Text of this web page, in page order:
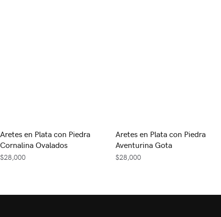
Aretes en Plata con Piedra
Cornalina Ovalados
$28,000
Aretes en Plata con Piedra
Aventurina Gota
$28,000